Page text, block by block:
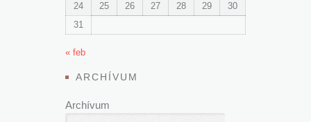
24
25 26 27 28 29
30
31
« feb
ARCHÍVUM
Archívum